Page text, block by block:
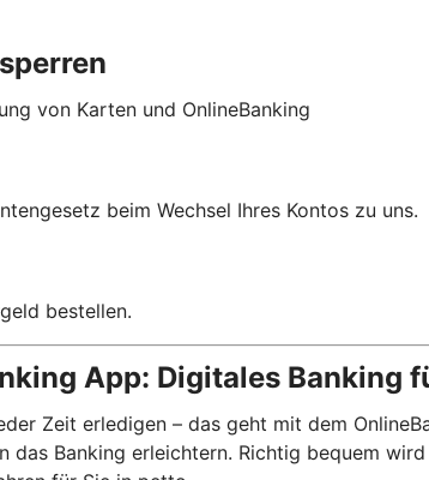
von Karten und OnlineBanking
beim Wechsel Ihres Kontos zu uns.
bestellen.
App: Digitales Banking
Zeit erledigen – das geht mit dem
das Banking erleichtern. Richtig bequem